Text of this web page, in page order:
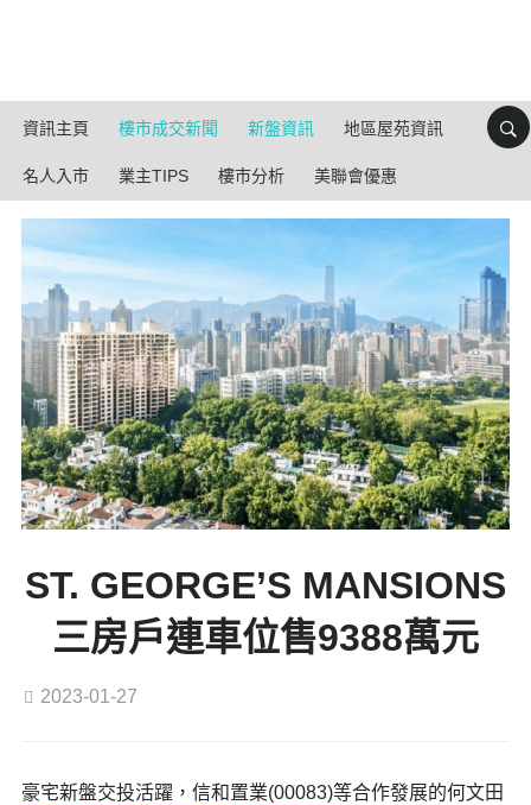
資訊主頁 樓市成交新聞 新盤資訊 地區屋苑資訊
名人入市 業主TIPS 樓市分析 美聯會優惠
ST. GEORGE’S MANSIONS
三房戶連車位售9388萬元
2023-01-27
豪宅新盤交投活躍，信和置業(00083)等合作發展的何文田